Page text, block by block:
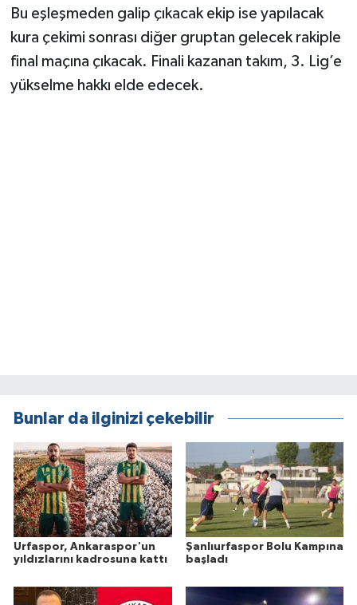
Bu eşleşmeden galip çıkacak ekip ise yapılacak
kura çekimi sonrası diğer gruptan gelecek rakiple
final maçına çıkacak. Finali kazanan takım, 3. Lig’e
yükselme hakkı elde edecek.
Bunlar da ilginizi çekebilir
Urfaspor, Ankaraspor'un
yıldızlarını kadrosuna kattı
Şanlıurfaspor Bolu Kampına
başladı